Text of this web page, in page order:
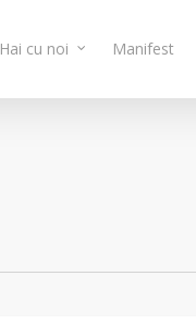
Hai cu noi Manifest